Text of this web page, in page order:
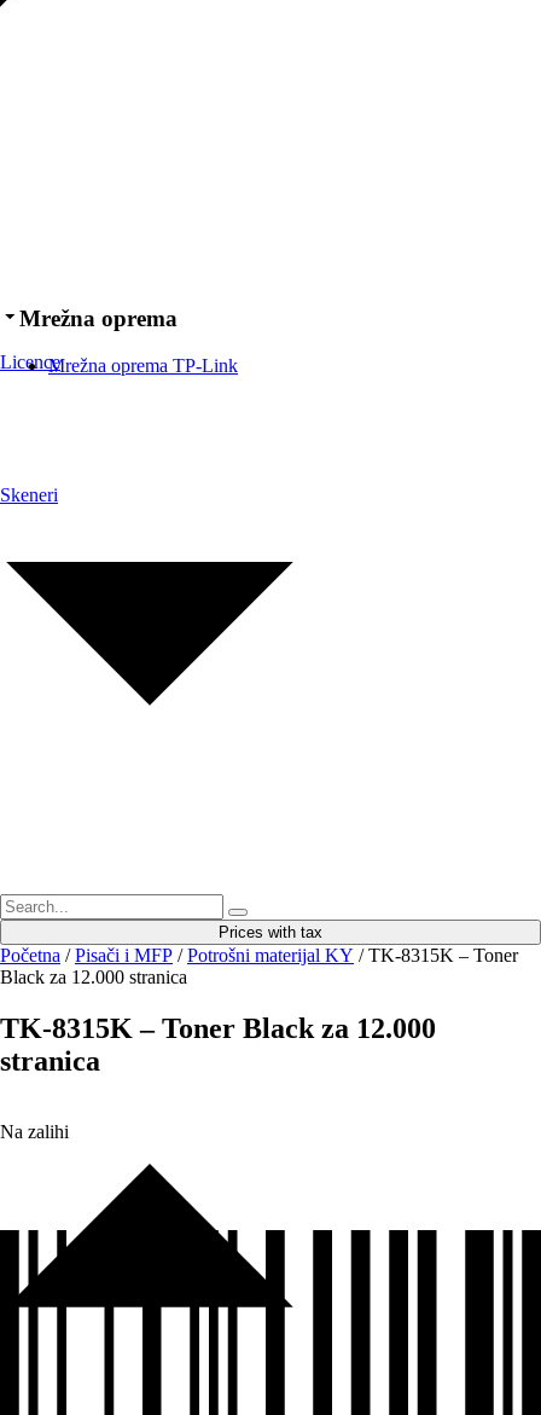
Licence
Skeneri
Mrežna oprema
Mrežna oprema TP-Link
Prices with tax
Početna /Pisači i MFP /Potrošni materijal KY / TK-8315K – Toner
Black za 12.000 stranica
TK-8315K – Toner Black za 12.000
stranica
Na zalihi